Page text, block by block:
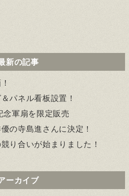
新の記事
パネル看板設置！
念軍扇を限定販売
の寺島進さんに決定！
り合いが始まりました！
ーカイブ